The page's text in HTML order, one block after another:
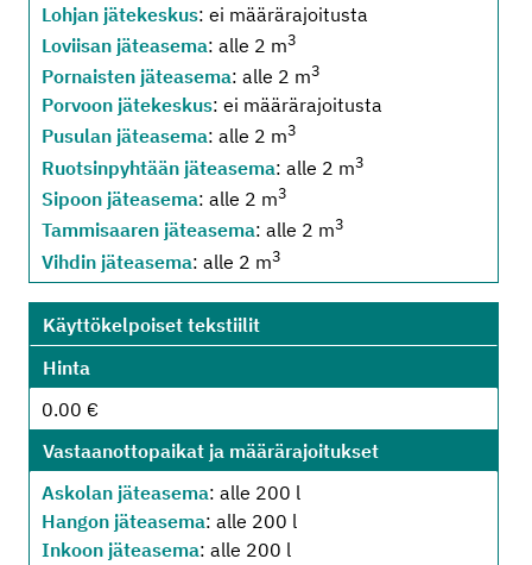
Lohjan jätekeskus: ei määrärajoitusta
Loviisan jäteasema: alle 2 m3
Pornaisten jäteasema: alle 2 m3
Porvoon jätekeskus: ei määrärajoitusta
Pusulan jäteasema: alle 2 m3
Ruotsinpyhtään jäteasema: alle 2 m3
Sipoon jäteasema: alle 2 m3
Tammisaaren jäteasema: alle 2 m3
Vihdin jäteasema: alle 2 m3
Käyttökelpoiset tekstiilit
Hinta
0.00 €
Vastaanottopaikat ja määrärajoitukset
Askolan jäteasema: alle 200 l
Hangon jäteasema: alle 200 l
Inkoon jäteasema: alle 200 l